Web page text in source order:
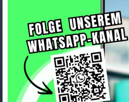
ORTLIEB Vario
Art.Nr. F7762
Farbe: dark sand